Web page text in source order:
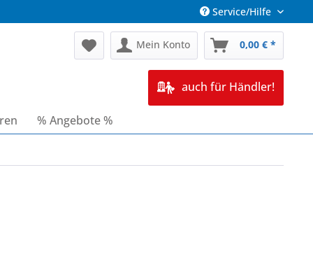
Service/Hilfe
Mein Konto 0,00 € *
auch für Händler!
% Angebote %